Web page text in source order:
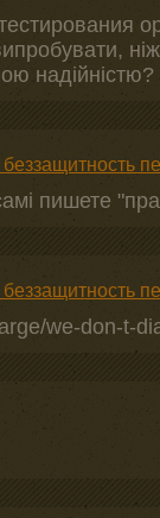
надійністю?
пишете
we-don-t-